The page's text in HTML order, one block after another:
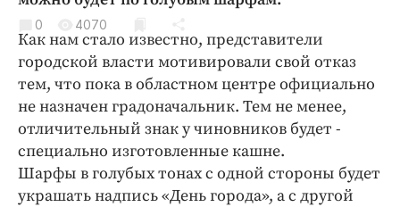
Недвижимость и ЖКХ
Образование
Общество
Погода
Праздники
Происшествия
Спорт
Экономика и бизнес
0 4070
Как нам стало известно, представители
городской власти мотивировали свой отказ
тем, что пока в областном центре официально
не назначен градоначальник. Тем не менее,
отличительный знак у чиновников будет -
специально изготовленные кашне.
Шарфы в голубых тонах с одной стороны будет
украшать надпись «День города», а с другой